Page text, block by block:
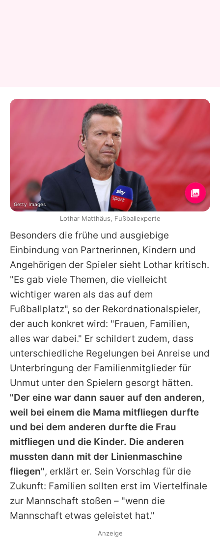
Besonders die frühe und ausgiebige
Einbindung von Partnerinnen, Kindern und
Angehörigen der Spieler sieht Lothar kritisch.
"Es gab viele Themen, die vielleicht
wichtiger waren als das auf dem
Fußballplatz", so der Rekordnationalspieler,
der auch konkret wird: "Frauen, Familien,
alles war dabei." Er schildert zudem, dass
unterschiedliche Regelungen bei Anreise und
Unterbringung der Familienmitglieder für
Unmut unter den Spielern gesorgt hätten.
"Der eine war dann sauer auf den anderen,
weil bei einem die Mama mitfliegen durfte
und bei dem anderen durfte die Frau
mitfliegen und die Kinder. Die anderen
mussten dann mit der Linienmaschine
fliegen", erklärt er. Sein Vorschlag für die
Zukunft: Familien sollten erst im Viertelfinale
zur Mannschaft stoßen – "wenn die
Mannschaft etwas geleistet hat."
Getty Images
Lothar Matthäus, Fußballexperte
Anzeige